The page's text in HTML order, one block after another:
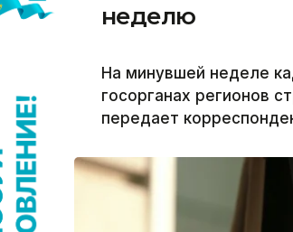
неделю
На минувшей неделе
госорганах регионов
передает